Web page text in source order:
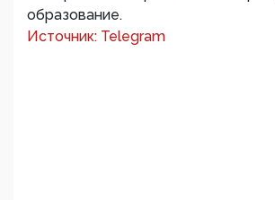
образование.
Источник: Telegram